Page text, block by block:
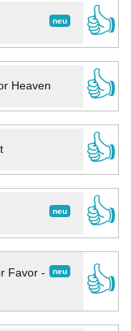
neu
👍
Heaven
👍
👍
neu
👍
neu
Favor -
👍